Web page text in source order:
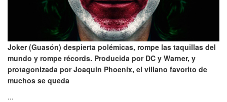
Joker (Guasón) despierta polémicas, rompe las taquillas del
mundo y rompe récords. Producida por DC y Warner, y
protagonizada por Joaquin Phoenix, el villano favorito de
muchos se queda
...